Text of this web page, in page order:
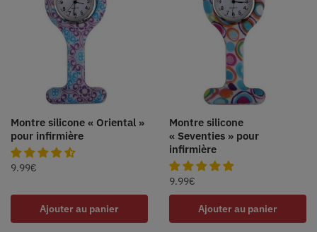
Montre silicone « Oriental »
pour infirmière
9.99€
Ajouter au panier
Montre silicone
« Seventies » pour
infirmière
9.99€
Ajouter au panier